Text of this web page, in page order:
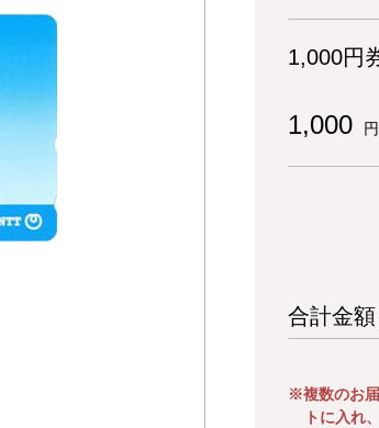
1,000円
1,000 円
合計金額
※複数のお
トに入れ